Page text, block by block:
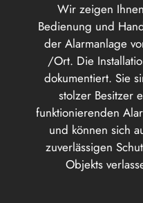
Wir zeigen
Bedienung und
der Alarmanlage
/Ort. Die
dokumentiert. Sie
stolzer Besitzer
funktionierenden
und können sich
zuverlässigen
Objekts